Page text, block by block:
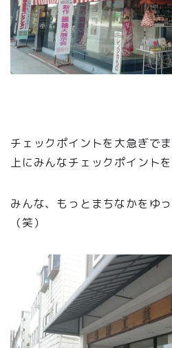
チェックポイントを大急ぎで
上にみんなチェックポイント
みんな、もっとまちなかをゆ
（笑）